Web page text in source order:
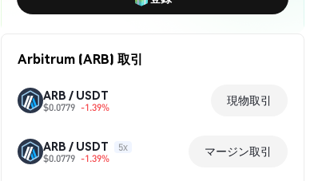
Arbitrum (ARB) 取引
ARB / USDT
$0.0779 -1.39%
現物取引
ARB / USDT
5x
$0.0779 -1.39%
マージン取引